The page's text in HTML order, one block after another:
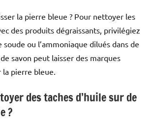
la pierre bleue ? Pour nettoyer les
des produits dégraissants, privilégiez
ou l’ammoniaque dilués dans de
savon peut laisser des marques
la pierre bleue.
des taches d’huile sur de
?